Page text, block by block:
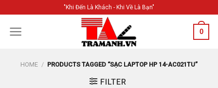
content
"Khi Đến Là Khách - Khi Về Là Bạn"
0
HOME / PRODUCTS TAGGED “SẠC LAPTOP HP 14-AC021TU”
FILTER